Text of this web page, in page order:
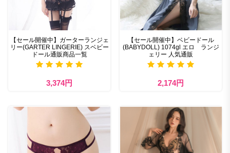
【セール開催中】ガーターランジェ
リー(GARTER LINGERIE) スベビー
ドール通販商品一覧
3,374円
【セール開催中】ベビードール
(BABYDOLL) 1074gl エロ ランジ
ェリー 人気通販
2,174円